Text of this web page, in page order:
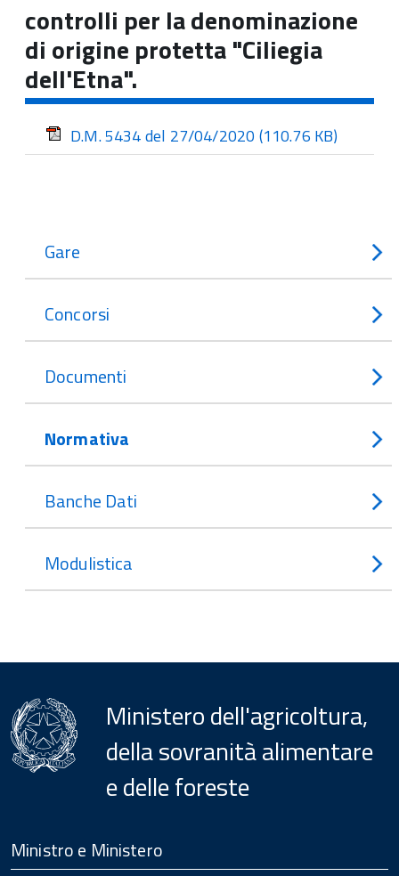
controlli per la denominazione
di origine protetta "Ciliegia
dell'Etna".
D.M. 5434 del 27/04/2020 (110.76 KB)
Gare
Concorsi
Documenti
Normativa
Banche Dati
Modulistica
Ministero dell'agricoltura,
della sovranità alimentare
e delle foreste
Footer
Ministro e Ministero